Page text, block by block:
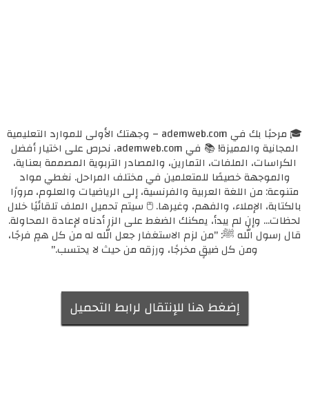
🎓 مرحبًا بك في ademweb.com – وجهتك الأولى للموارد التعليمية
المجانية والمميزة! 📚 في ademweb.com، نحرص على اختيار أفضل
الكراسات، الملفات، التمارين، والمصادر التربوية المصممة بعناية،
والموجهة خصيصًا للمتعلمين في مختلف المراحل. نغطي مواد
متنوعة: من اللغة العربية والفرنسية، إلى الرياضيات والعلوم، مرورًا
بالكتابة، الإملاء، والفهم، وغيرها. 🖱️ سيتم تحميل الملف تلقائيًا خلال
لحظات... وإن لم يبدأ، يمكنك الضغط على الزر أدناه لإعادة المحاولة.
قال رسول الله ﷺ: "من لزم الاستغفار جعل الله له من كل همٍ فرجًا،
ومن كل ضيقٍ مخرجًا، ورزقه من حيث لا يحتسب."
إضغط هنا للإنتقال لرابط التحميل